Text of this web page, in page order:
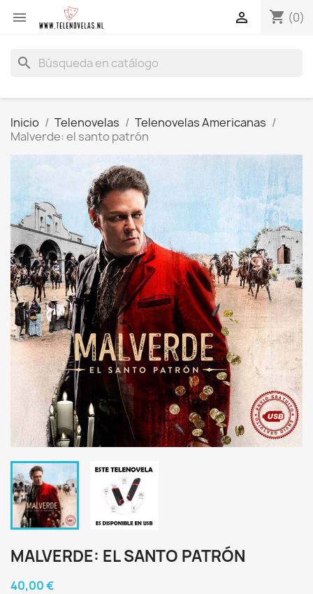
 shopping_cart (0)

search
Inicio Telenovelas
Telenovelas Americanas
Malverde: el santo patrón
MALVERDE: EL SANTO PATRÓN
40,00 €